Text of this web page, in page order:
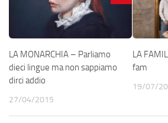
LA MONARCHIA – Parliamo
dieci lingue ma non sappiamo
dirci addio
27/04/2015
LA
fam
19/07/